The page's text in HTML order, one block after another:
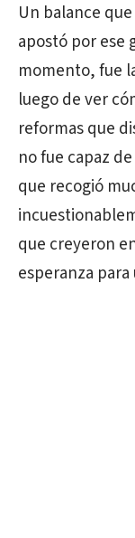
Un balance
apostó por ese
momento, fue
luego de ver
reformas que
no fue capaz
que recogió
que creyeron
esperanza